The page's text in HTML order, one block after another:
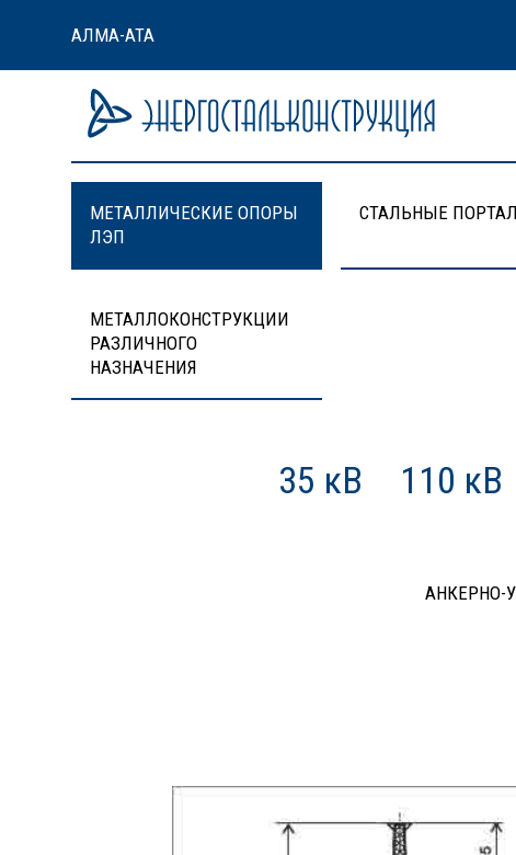
АЛМА-АТА
МЕТАЛЛИЧЕСКИЕ ОПОРЫ
ЛЭП
СТАЛЬНЫЕ
МЕТАЛЛОКОНСТРУКЦИИ
РАЗЛИЧНОГО
НАЗНАЧЕНИЯ
35 кВ 110 кВ
АНКЕРНО-